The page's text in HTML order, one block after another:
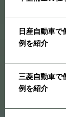
日産自動車
例を紹介
三菱自動車で
例を紹介